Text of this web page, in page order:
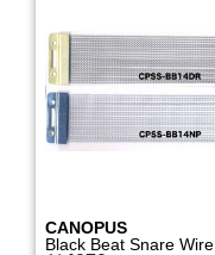
CANOPUS
Black Beat Snare Wire